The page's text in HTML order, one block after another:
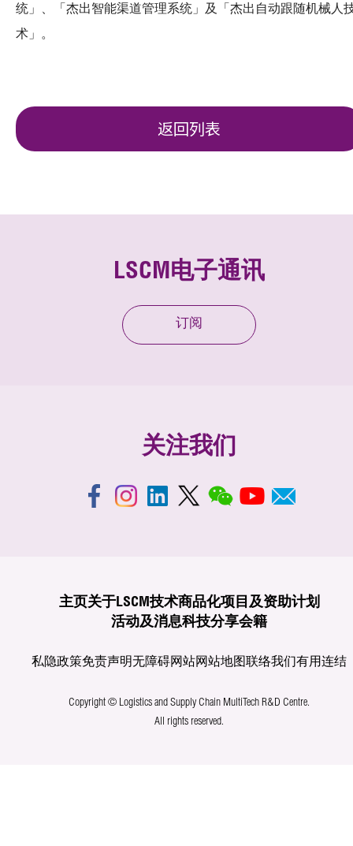
统」、「杰出智能渠道管理系统」及「杰出自动跟随机械人
术」。
返回列表
LSCM电子通讯
订阅
关注我们
主页关于LSCM技术商品化项目及资助计划
活动及消息科技分享会籍
私隐政策免责声明无障碍网站网站地图联络我们有用连结
Copyright © Logistics and Supply Chain MultiTech R&D Centre.
All rights reserved.